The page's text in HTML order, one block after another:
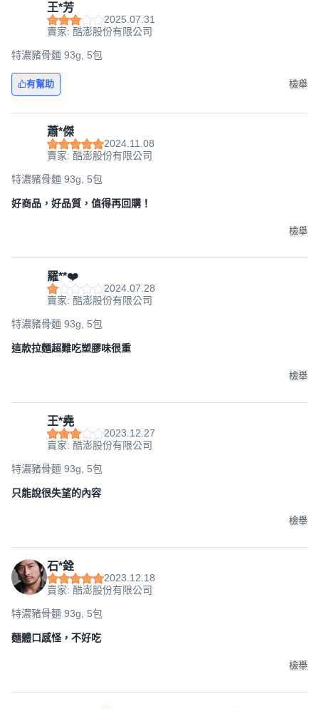
王*芳
2025.07.31
賣家: 酷澎股份有限公司
特濃豬骨麵 93g, 5包
有幫助 檢舉
蕭*傑
2024.11.08
賣家: 酷澎股份有限公司
特濃豬骨麵 93g, 5包
好商品，好品質，值得再回購！
檢舉
羅**❤️
2024.07.28
賣家: 酷澎股份有限公司
特濃豬骨麵 93g, 5包
這款拉麵超難吃塑膠味很重
檢舉
王*堯
2023.12.27
賣家: 酷澎股份有限公司
特濃豬骨麵 93g, 5包
只能說很失望的內容
檢舉
石*銓
2023.12.18
賣家: 酷澎股份有限公司
特濃豬骨麵 93g, 5包
麵體口感怪，不好吃
檢舉